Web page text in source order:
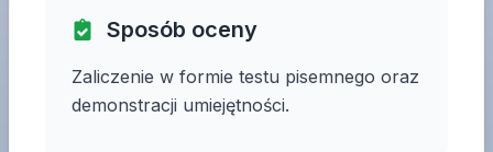
Sposób oceny
Zaliczenie w formie testu pisemnego oraz
demonstracji umiejętności.